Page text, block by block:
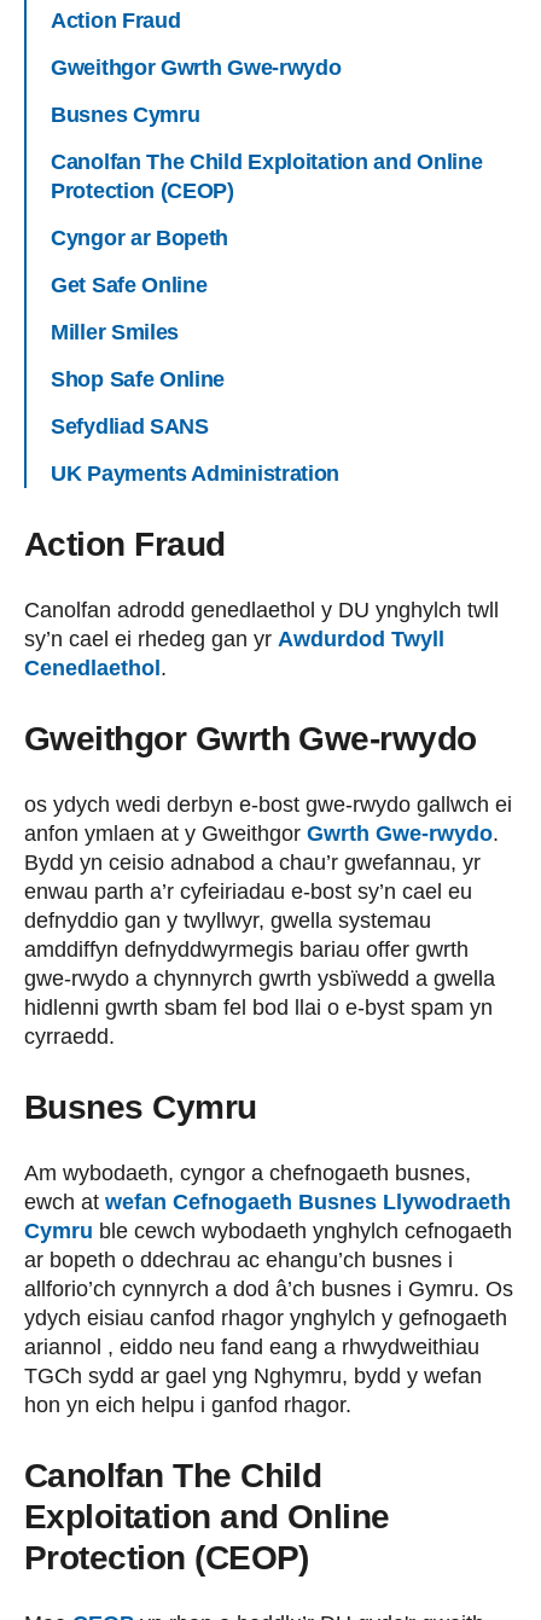
Action Fraud
Gweithgor Gwrth Gwe-rwydo
Busnes Cymru
Canolfan The Child Exploitation and Online
Protection (CEOP)
Cyngor ar Bopeth
Get Safe Online
Miller Smiles
Shop Safe Online
Sefydliad SANS
UK Payments Administration
Action Fraud
Canolfan adrodd genedlaethol y DU ynghylch twll
sy’n cael ei rhedeg gan yr Awdurdod Twyll
Cenedlaethol .
Gweithgor Gwrth Gwe-rwydo
os ydych wedi derbyn e-bost gwe-rwydo gallwch ei
anfon ymlaen at y Gweithgor Gwrth Gwe-rwydo.
Bydd yn ceisio adnabod a chau’r gwefannau, yr
enwau parth a’r cyfeiriadau e-bost sy’n cael eu
defnyddio gan y twyllwyr, gwella systemau
amddiffyn defnyddwyrmegis bariau offer gwrth
gwe-rwydo a chynnyrch gwrth ysbïwedd a gwella
hidlenni gwrth sbam fel bod llai o e-byst spam yn
cyrraedd.
Busnes Cymru
Am wybodaeth, cyngor a chefnogaeth busnes,
ewch at wefan Cefnogaeth Busnes Llywodraeth
Cymru ble cewch wybodaeth ynghylch cefnogaeth
ar bopeth o ddechrau ac ehangu’ch busnes i
allforio’ch cynnyrch a dod â’ch busnes i Gymru. Os
ydych eisiau canfod rhagor ynghylch y gefnogaeth
ariannol , eiddo neu fand eang a rhwydweithiau
TGCh sydd ar gael yng Nghymru, bydd y wefan
hon yn eich helpu i ganfod rhagor.
Canolfan The Child
Exploitation and Online
Protection (CEOP)